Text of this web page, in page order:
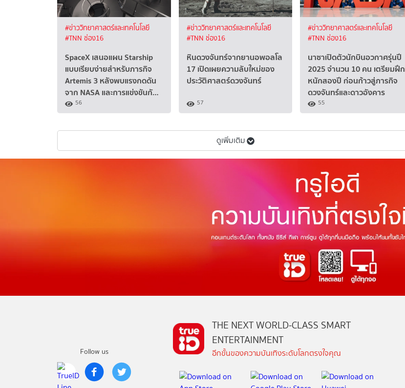
#ข่าววิทยาศาสตร์และเทคโนโลยี
#TNN ช่อง16
SpaceX เสนอแผน Starship
แบบเรียบง่ายสำหรับภารกิจ
Artemis 3 หลังพบแรงกดดัน
จาก NASA และการแข่งขันกั…
56
#ข่าววิทยาศาสตร์และเทคโนโลยี
#TNN ช่อง16
หินดวงจันทร์จากยานอพอลโล
17 เปิดเผยความลับใหม่ของ
ประวัติศาสตร์ดวงจันทร์
57
#ข่าววิทยาศาสตร์และเทคโนโลยี
#TNN ช่อง16
นาซาเปิดตัวนักบินอวกาศรุ่นปี
2025 จำนวน 10 คน เตรียมฝึก
หนักสองปี ก่อนก้าวสู่ภารกิจ
ดวงจันทร์และดาวอังคาร
55
ดูเพิ่มเติม
Follow us
THE NEXT WORLD-CLASS SMART
ENTERTAINMENT
อีกขั้นของความบันเทิงระดับโลกตรงใจคุณ